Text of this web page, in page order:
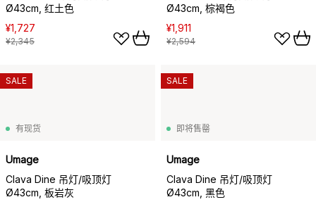
Ø43cm, 红土色
¥1,727
¥2,345
Ø43cm, 棕褐色
¥1,911
¥2,594
有现货
Umage
Clava Dine 吊灯/吸顶灯
Ø43cm, 板岩灰
SALE
即将售罄
Umage
Clava Dine 吊灯/吸顶灯
Ø43cm, 黑色
SALE